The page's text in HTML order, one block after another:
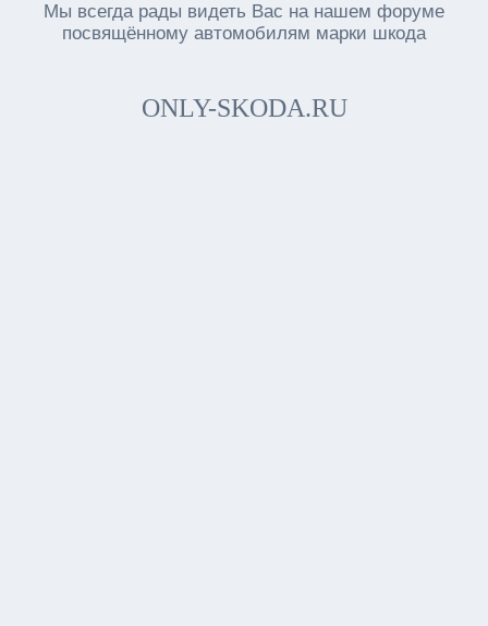
Мы всегда рады видеть Вас на нашем форуме
посвящённому автомобилям марки шкода
ONLY-SKODA.RU